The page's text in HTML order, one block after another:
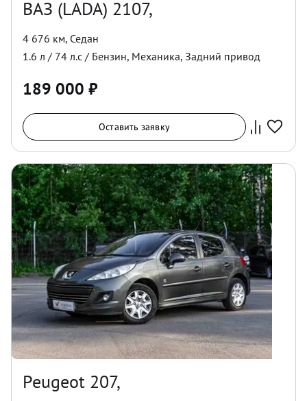
ВАЗ (LADA) 2107,
4 676 км, Седан
1.6 л / 74 л.с / Бензин, Механика, Задний привод
189 000 ₽
Оставить заявку
Peugeot 207,